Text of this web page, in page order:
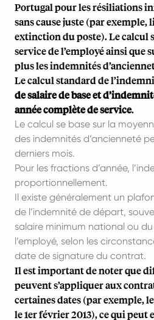
Portugal pour les résiliations
sans cause juste (par
extinction du poste). Le calcul
service de l’employé ainsi que
plus les indemnités
Le calcul standard de
de salaire de base et
année complète de service.
Le calcul se base sur la
des indemnités d’ancienneté
derniers mois.
Pour les fractions d’année,
proportionnellement.
Il existe généralement un
de l’indemnité de départ,
salaire minimum national ou
l’employé, selon les
date de signature du contrat.
Il est important de noter que
peuvent s’appliquer aux
certaines dates (par exemple,
le 1er février 2013), ce qui